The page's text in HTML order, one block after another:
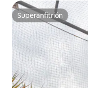
Superanfitrión
Superanfitrión